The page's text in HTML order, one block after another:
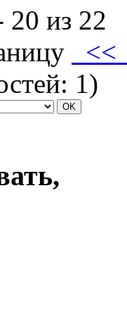
из 22
1)